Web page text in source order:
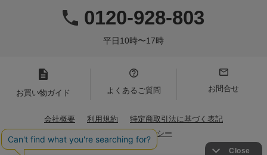
0120-928-803
平日10時〜17時
お買い物ガイド よくあるご質問 お問合せ
会社概要 利用規約
特定商取引法に基づく表記
プライバシーポリシー